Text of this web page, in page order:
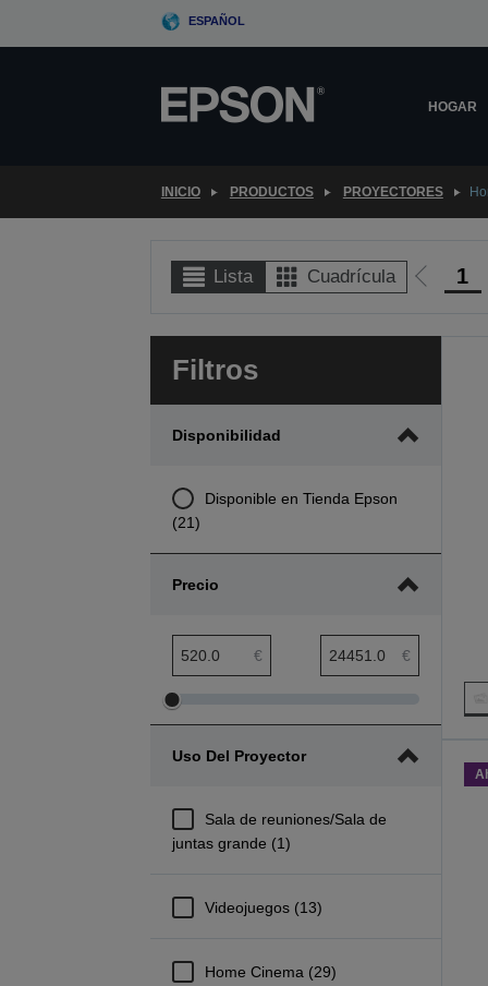
ESPAÑOL
HOGAR
INICIO PRODUCTOS PROYECTORES
Lista Cuadrícula
Ir
la
1
Filtros
Disponibilidad
Disponible en Tienda Epson
(21)
Precio
€ €
Ajustar
rango
de
precio
Ajustar
rango
de
precio
Uso Del Proyector
Sala de reuniones/Sala de
juntas grande (1)
Videojuegos (13)
Home Cinema (29)